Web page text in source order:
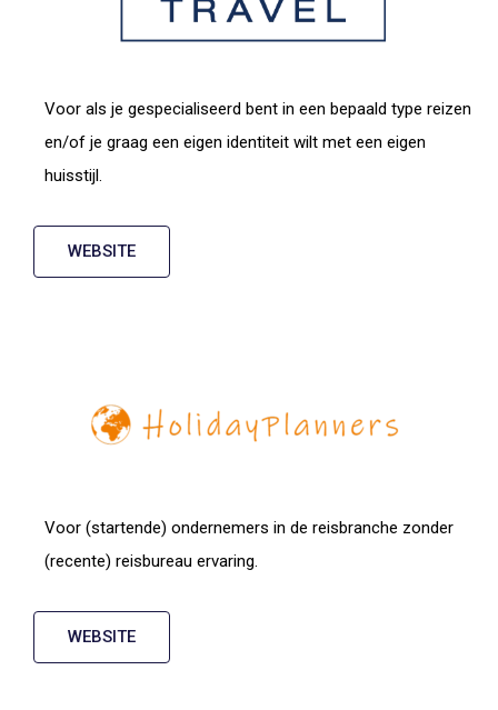
Voor als je gespecialiseerd bent in een bepaald type reizen
en/of je graag een eigen identiteit wilt met een eigen
huisstijl.
WEBSITE
Voor (startende) ondernemers in de reisbranche zonder
(recente) reisbureau ervaring.
WEBSITE